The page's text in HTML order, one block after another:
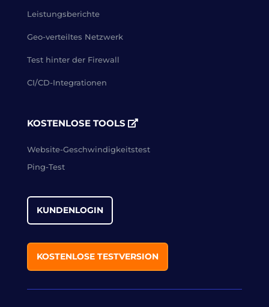
Leistungsberichte
Geo-verteiltes Netzwerk
Test hinter der Firewall
CI/CD-Integrationen
KOSTENLOSE TOOLS
Website-Geschwindigkeitstest
Ping-Test
KUNDENLOGIN
KOSTENLOSE TESTVERSION